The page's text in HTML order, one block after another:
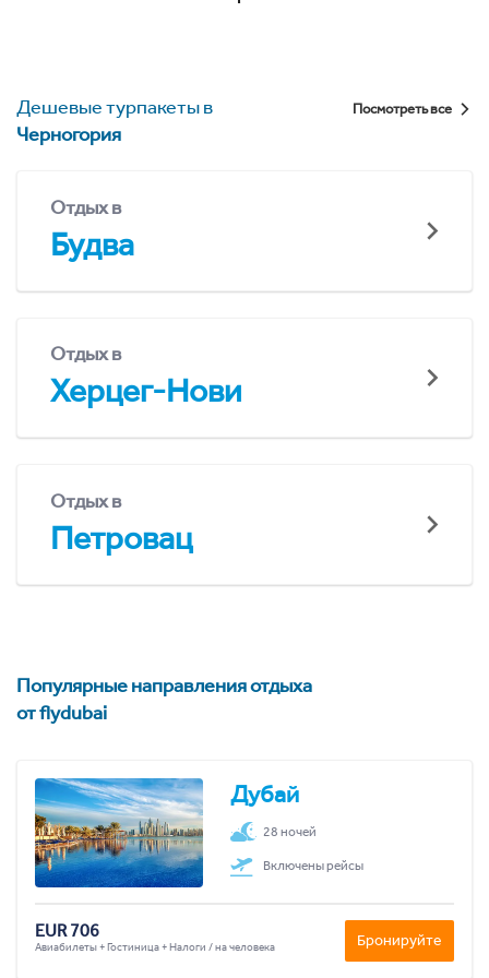
Дешевые турпакеты в
Черногория
Посмотреть все
Отдых в
Будва
Отдых в
Херцег-Нови
Отдых в
Петровац
Популярные направления отдыха
от flydubai
Дубай
28 ночей
Включены рейсы
EUR 706
Авиабилеты + Гостиница + Налоги / на человека Бронируйте